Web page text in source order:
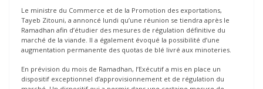
Le ministre du Commerce et de la Promotion des exportations,
Tayeb Zitouni, a annoncé lundi qu’une réunion se tiendra après le
Ramadhan afin d’étudier des mesures de régulation définitive du
marché de la viande. Il a également évoqué la possibilité d’une
augmentation permanente des quotas de blé livré aux minoteries.
En prévision du mois de Ramadhan, l’Exécutif a mis en place un
dispositif exceptionnel d’approvisionnement et de régulation du